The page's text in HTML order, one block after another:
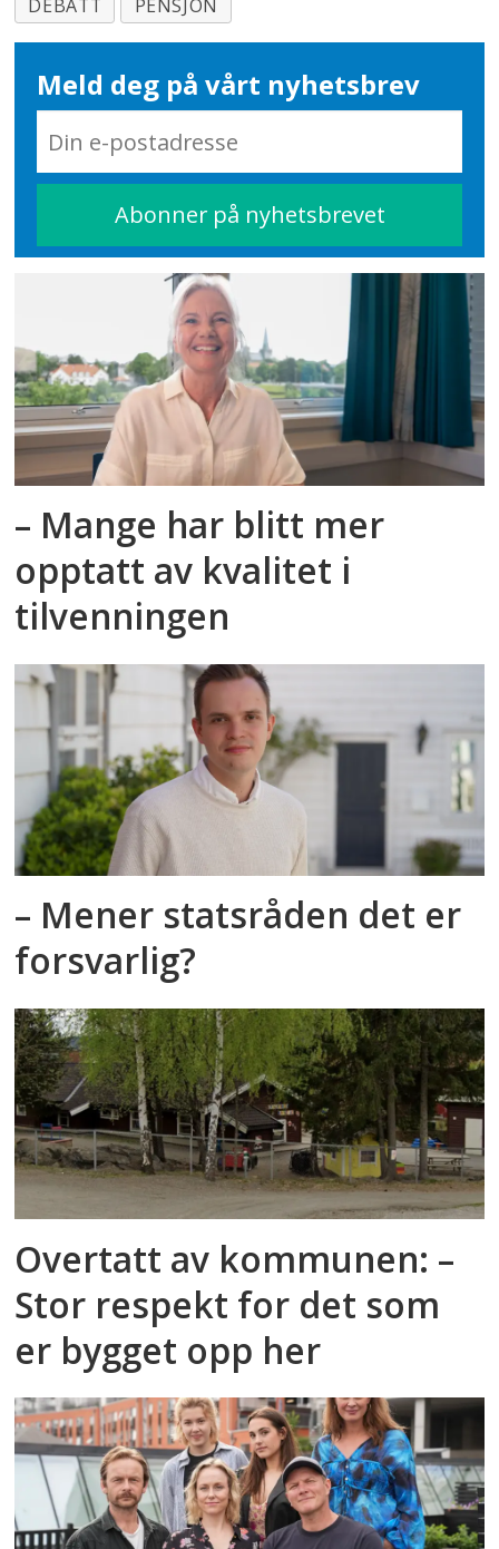
DEBATT PENSJON
Meld deg på vårt nyhetsbrev
– Mange har blitt mer
opptatt av kvalitet i
tilvenningen
– Mener statsråden det er
forsvarlig?
Overtatt av kommunen: –
Stor respekt for det som
er bygget opp her